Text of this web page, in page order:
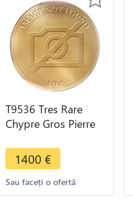
T9536 Tres Rare
Chypre Gros Pierre
Iervsalem Argent
Silver
1400 €
Sau faceți o ofertă